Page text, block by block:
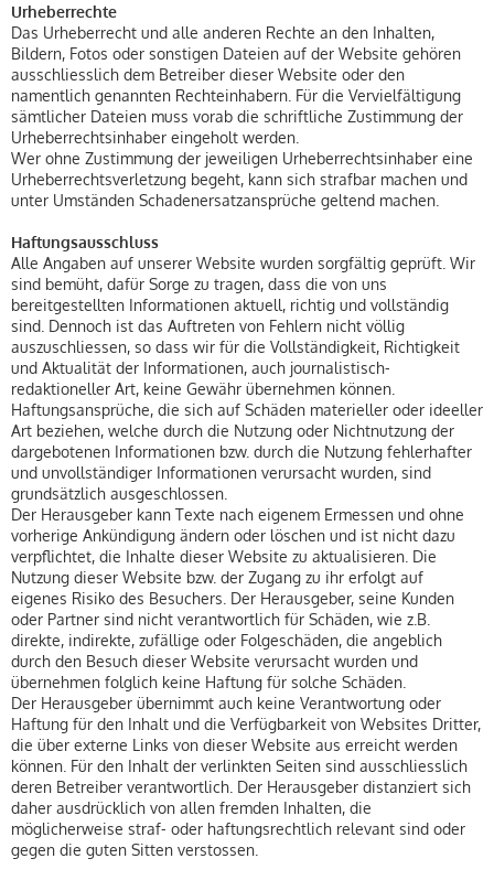
Urheberrechte
Das Urheberrecht und alle anderen Rechte an den Inhalten,
Bildern, Fotos oder sonstigen Dateien auf der Website gehören
ausschliesslich dem Betreiber dieser Website oder den
namentlich genannten Rechteinhabern. Für die Vervielfältigung
sämtlicher Dateien muss vorab die schriftliche Zustimmung der
Urheberrechtsinhaber eingeholt werden.
Wer ohne Zustimmung der jeweiligen Urheberrechtsinhaber eine
Urheberrechtsverletzung begeht, kann sich strafbar machen und
unter Umständen Schadenersatzansprüche geltend machen.
Haftungsausschluss
Alle Angaben auf unserer Website wurden sorgfältig geprüft. Wir
sind bemüht, dafür Sorge zu tragen, dass die von uns
bereitgestellten Informationen aktuell, richtig und vollständig
sind. Dennoch ist das Auftreten von Fehlern nicht völlig
auszuschliessen, so dass wir für die Vollständigkeit, Richtigkeit
und Aktualität der Informationen, auch journalistisch-
redaktioneller Art, keine Gewähr übernehmen können.
Haftungsansprüche, die sich auf Schäden materieller oder ideeller
Art beziehen, welche durch die Nutzung oder Nichtnutzung der
dargebotenen Informationen bzw. durch die Nutzung fehlerhafter
und unvollständiger Informationen verursacht wurden, sind
grundsätzlich ausgeschlossen.
Der Herausgeber kann Texte nach eigenem Ermessen und ohne
vorherige Ankündigung ändern oder löschen und ist nicht dazu
verpflichtet, die Inhalte dieser Website zu aktualisieren. Die
Nutzung dieser Website bzw. der Zugang zu ihr erfolgt auf
eigenes Risiko des Besuchers. Der Herausgeber, seine Kunden
oder Partner sind nicht verantwortlich für Schäden, wie z.B.
direkte, indirekte, zufällige oder Folgeschäden, die angeblich
durch den Besuch dieser Website verursacht wurden und
übernehmen folglich keine Haftung für solche Schäden.
Der Herausgeber übernimmt auch keine Verantwortung oder
Haftung für den Inhalt und die Verfügbarkeit von Websites Dritter,
die über externe Links von dieser Website aus erreicht werden
können. Für den Inhalt der verlinkten Seiten sind ausschliesslich
deren Betreiber verantwortlich. Der Herausgeber distanziert sich
daher ausdrücklich von allen fremden Inhalten, die
möglicherweise straf- oder haftungsrechtlich relevant sind oder
gegen die guten Sitten verstossen.